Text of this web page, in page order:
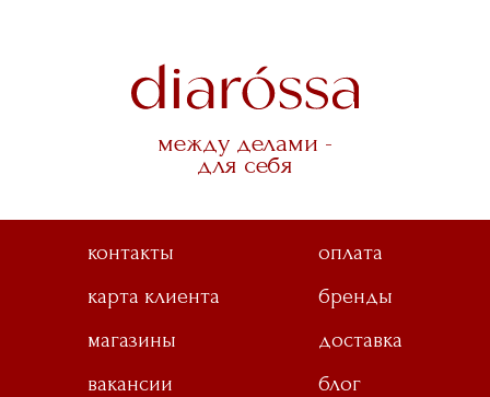
между делами -
для себя
контакты
оплата
карта клиента
бренды
магазины
доставка
вакансии
блог